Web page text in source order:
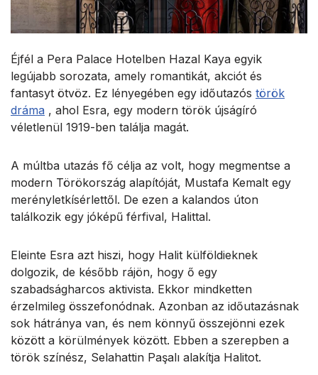
Éjfél a Pera Palace Hotelben Hazal Kaya egyik
legújabb sorozata, amely romantikát, akciót és
fantasyt ötvöz. Ez lényegében egy időutazós török
dráma , ahol Esra, egy modern török újságíró
véletlenül 1919-ben találja magát.
A múltba utazás fő célja az volt, hogy megmentse a
modern Törökország alapítóját, Mustafa Kemalt egy
merényletkísérlettől. De ezen a kalandos úton
találkozik egy jóképű férfival, Halittal.
Eleinte Esra azt hiszi, hogy Halit külföldieknek
dolgozik, de később rájön, hogy ő egy
szabadságharcos aktivista. Ekkor mindketten
érzelmileg összefonódnak. Azonban az időutazásnak
sok hátránya van, és nem könnyű összejönni ezek
között a körülmények között. Ebben a szerepben a
török színész, Selahattin Paşalı alakítja Halitot.